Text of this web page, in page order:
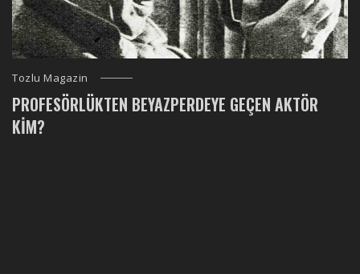
Tozlu Magazin
PROFESÖRLÜKTEN BEYAZPERDEYE GEÇEN AKTÖR
KIM?